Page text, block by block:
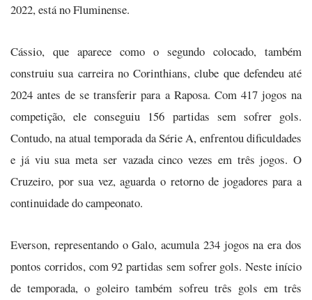
2022, está no Fluminense.
Cássio, que aparece como o segundo colocado, também
construiu sua carreira no Corinthians, clube que defendeu até
2024 antes de se transferir para a Raposa. Com 417 jogos na
competição, ele conseguiu 156 partidas sem sofrer gols.
Contudo, na atual temporada da Série A, enfrentou dificuldades
e já viu sua meta ser vazada cinco vezes em três jogos. O
Cruzeiro, por sua vez, aguarda o retorno de jogadores para a
continuidade do campeonato.
Everson, representando o Galo, acumula 234 jogos na era dos
pontos corridos, com 92 partidas sem sofrer gols. Neste início
de temporada, o goleiro também sofreu três gols em três